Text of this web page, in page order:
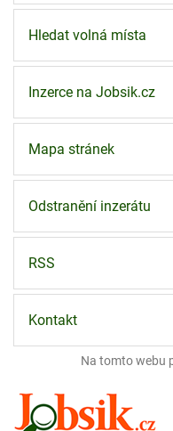
Hledat volná místa
Inzerce na Jobsik.cz
Mapa stránek
Odstranění inzerátu
RSS
Kontakt
Na tomto webu